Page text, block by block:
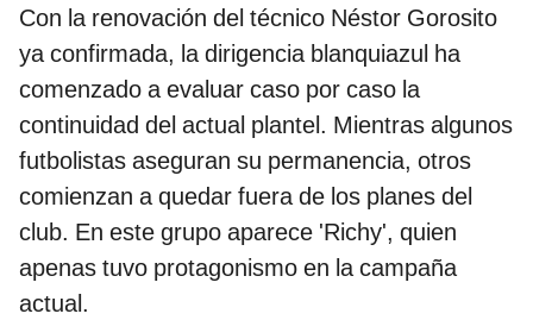
Con la renovación del técnico Néstor Gorosito
ya confirmada, la dirigencia blanquiazul ha
comenzado a evaluar caso por caso la
continuidad del actual plantel. Mientras algunos
futbolistas aseguran su permanencia, otros
comienzan a quedar fuera de los planes del
club. En este grupo aparece 'Richy', quien
apenas tuvo protagonismo en la campaña
actual.